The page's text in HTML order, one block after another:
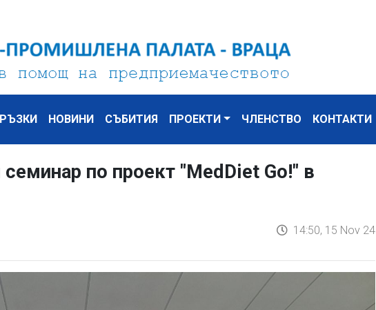
НОВИНИ СЪБИТИЯ ПРОЕКТИ ЧЛЕНСТВО КОНТАКТИ
по проект "MedDiet Go!" в
14:50, 15 Nov 24